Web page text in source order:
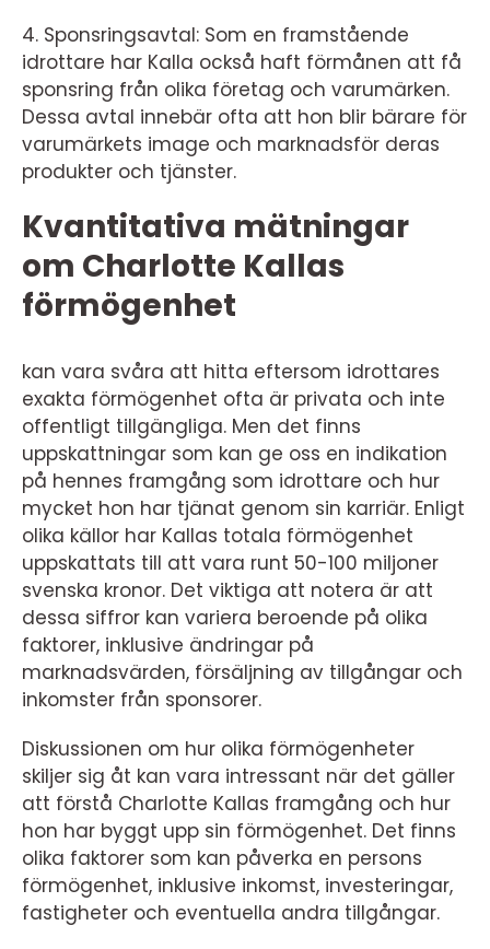
4. Sponsringsavtal: Som en framstående
idrottare har Kalla också haft förmånen att få
sponsring från olika företag och varumärken.
Dessa avtal innebär ofta att hon blir bärare för
varumärkets image och marknadsför deras
produkter och tjänster.
Kvantitativa mätningar
om Charlotte Kallas
förmögenhet
kan vara svåra att hitta eftersom idrottares
exakta förmögenhet ofta är privata och inte
offentligt tillgängliga. Men det finns
uppskattningar som kan ge oss en indikation
på hennes framgång som idrottare och hur
mycket hon har tjänat genom sin karriär. Enligt
olika källor har Kallas totala förmögenhet
uppskattats till att vara runt 50-100 miljoner
svenska kronor. Det viktiga att notera är att
dessa siffror kan variera beroende på olika
faktorer, inklusive ändringar på
marknadsvärden, försäljning av tillgångar och
inkomster från sponsorer.
Diskussionen om hur olika förmögenheter
skiljer sig åt kan vara intressant när det gäller
att förstå Charlotte Kallas framgång och hur
hon har byggt upp sin förmögenhet. Det finns
olika faktorer som kan påverka en persons
förmögenhet, inklusive inkomst, investeringar,
fastigheter och eventuella andra tillgångar.